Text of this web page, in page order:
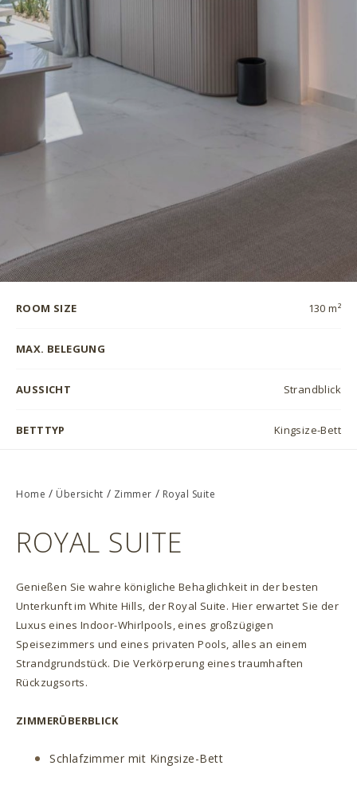
ROOM SIZE 130 m²
MAX. BELEGUNG
AUSSICHT Strandblick
BETTTYP Kingsize-Bett
Home / Übersicht / Zimmer / Royal Suite
ROYAL SUITE
Genießen Sie wahre königliche Behaglichkeit in der besten
Unterkunft im White Hills, der Royal Suite. Hier erwartet Sie der
Luxus eines Indoor-Whirlpools, eines großzügigen
Speisezimmers und eines privaten Pools, alles an einem
Strandgrundstück. Die Verkörperung eines traumhaften
Rückzugsorts.
ZIMMERÜBERBLICK
Schlafzimmer mit Kingsize-Bett